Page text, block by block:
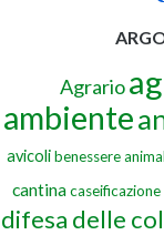
Agrario
ambiente
avicoli benessere
cantina caseificazione
difesa delle